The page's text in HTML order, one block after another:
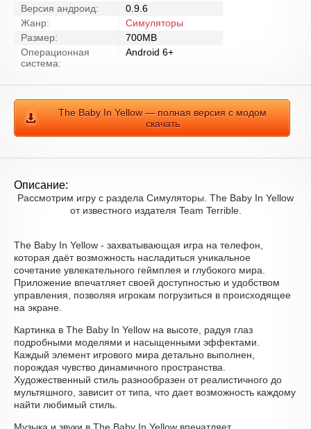
Версия андроид:
0.9.6
Жанр:
Симуляторы
Размер:
700MB
Операционная
система:
Android 6+
The Baby In Yellow — полная версия с модом
скачать
Описание:
Рассмотрим игру с раздела Симуляторы. The Baby In Yellow
от известного издателя Team Terrible.
The Baby In Yellow - захватывающая игра на телефон,
которая даёт возможность насладиться уникальное
сочетание увлекательного геймплея и глубокого мира.
Приложение впечатляет своей доступностью и удобством
управления, позволяя игрокам погрузиться в происходящее
на экране.
Картинка в The Baby In Yellow на высоте, радуя глаз
подробными моделями и насыщенными эффектами.
Каждый элемент игрового мира детально выполнен,
порождая чувство динамичного пространства.
Художественный стиль разнообразен от реалистичного до
мультяшного, зависит от типа, что дает возможность каждому
найти любимый стиль.